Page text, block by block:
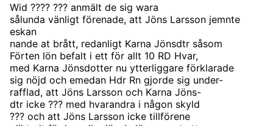
Wid ???? ??? anmält de sig wara
sålunda vänligt förenade, att Jöns Larsson jemnte
eskan
nande at brått, redanligt Karna Jönsdtr såsom
Förten lön befalt i ett för allt 10 RD Hvar,
med Karna Jönsdotter nu ytterliggare förklarade
sig nöjd och emedan Hdr Rn gjorde sig under-
rafflad, att Jöns Larsson och Karna Jöns-
dtr icke ??? med hvarandra i någon skyld
??? och att Jöns Larsson icke tillförene